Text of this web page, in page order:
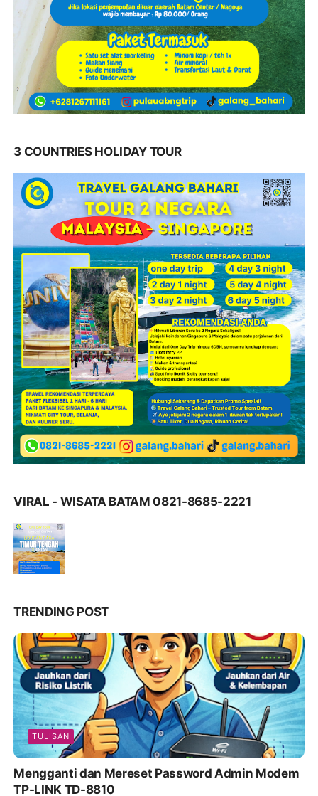
3 COUNTRIES HOLIDAY TOUR
VIRAL - WISATA BATAM 0821-8685-2221
TRENDING POST
TULISAN
Mengganti dan Mereset Password Admin Modem
TP-LINK TD-8810